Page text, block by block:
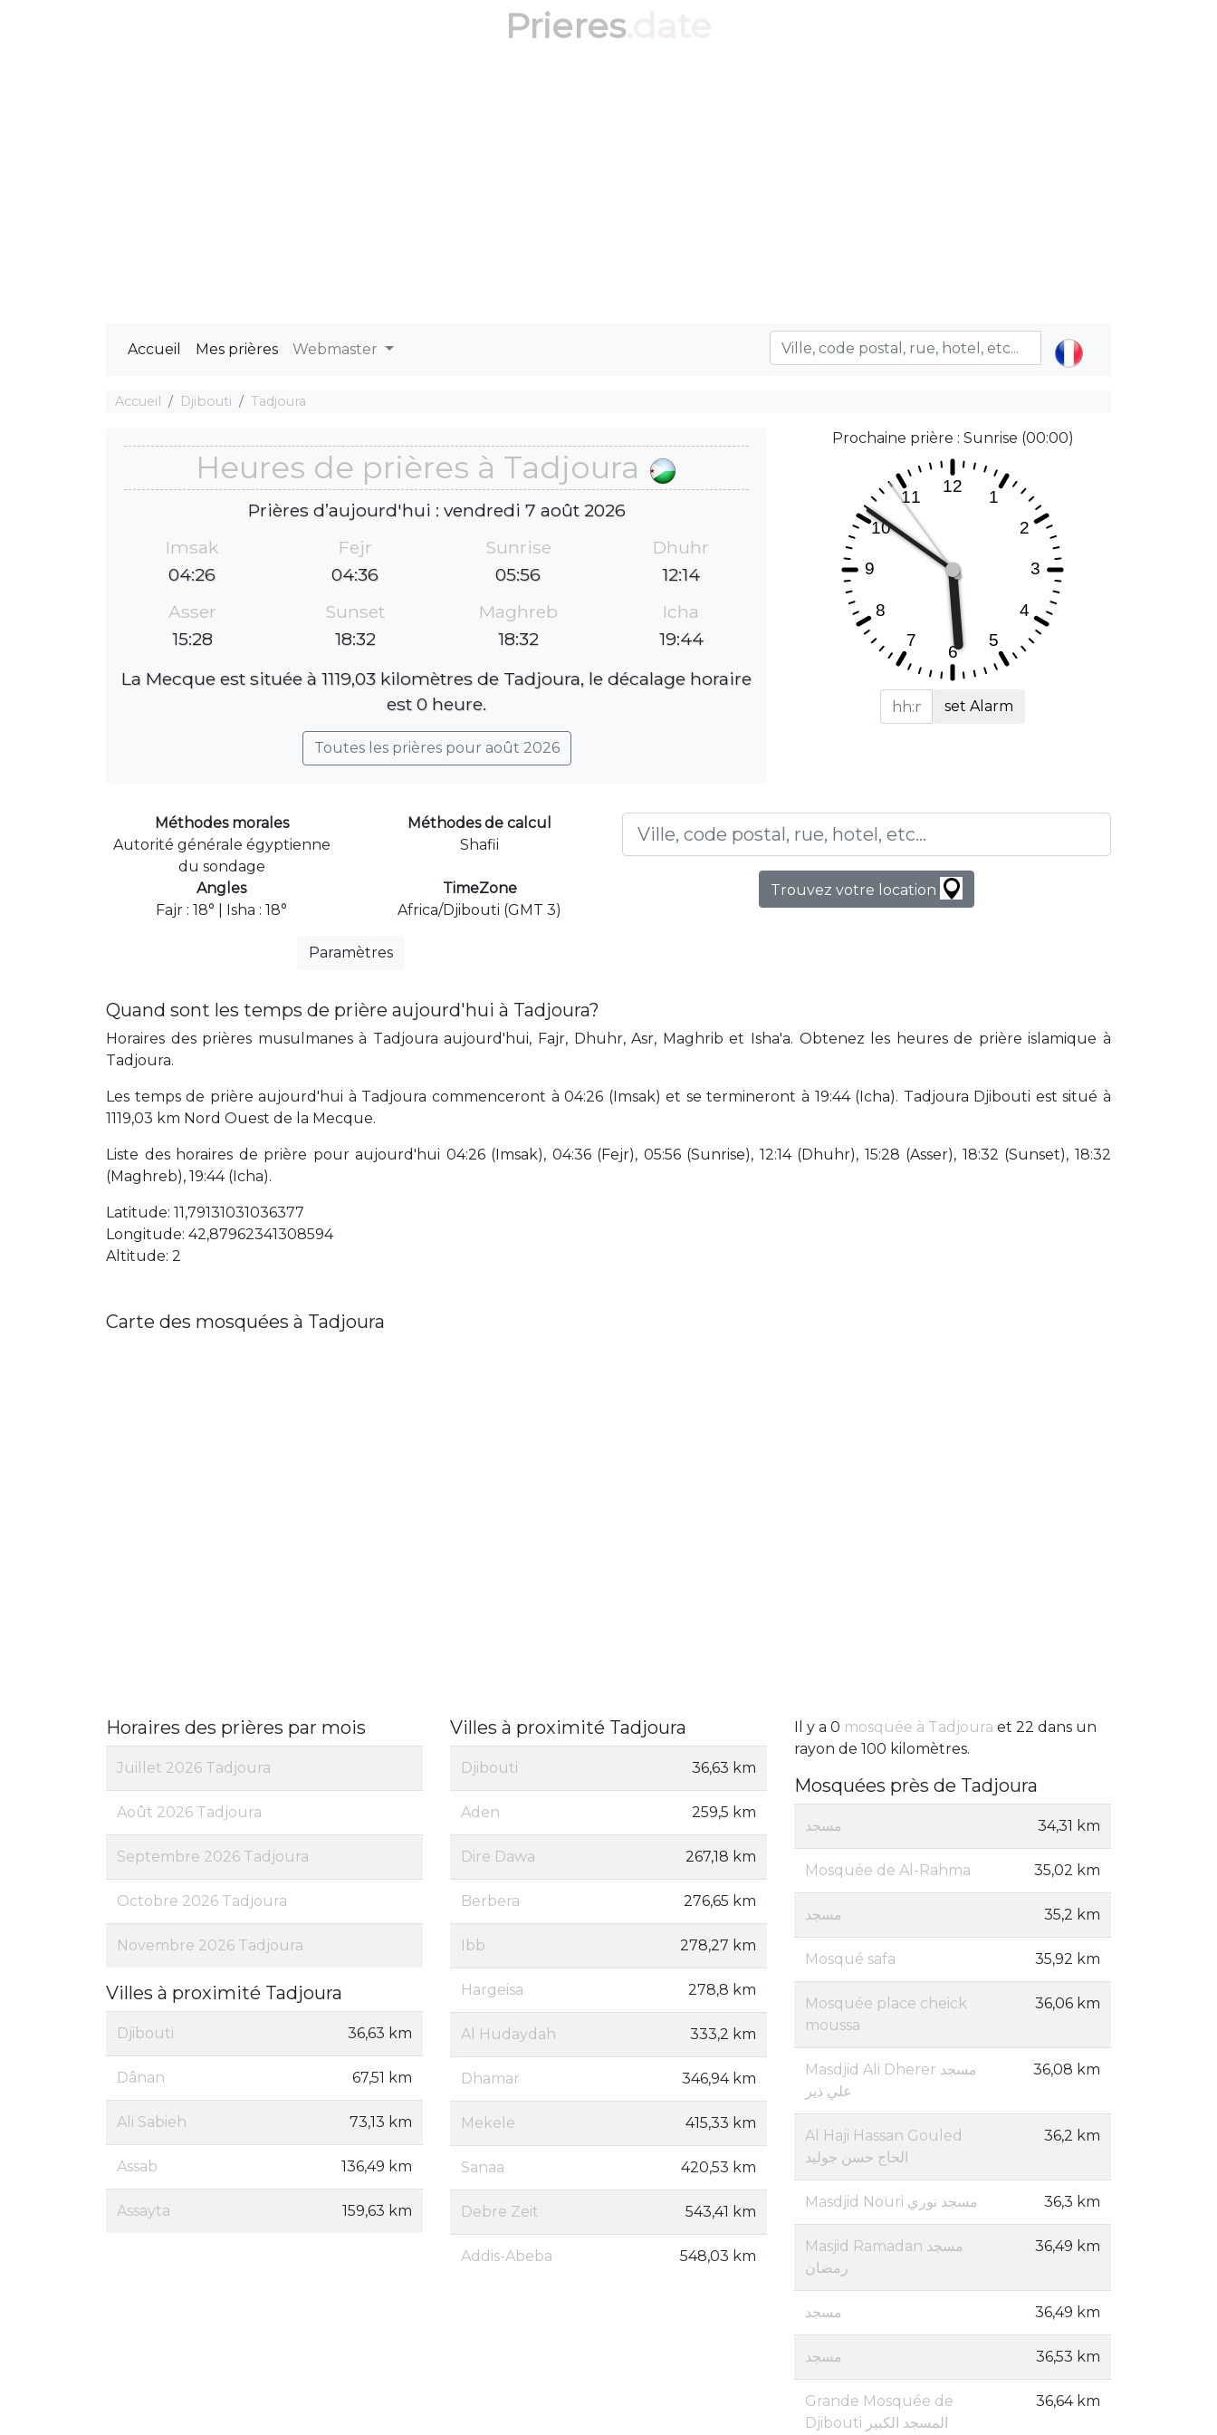
Prieres
Accueil Mes prières Webmaster
Accueil Djibouti Tadjoura
Heures de prières à Tadjoura
Prières d’aujourd'hui : vendredi 7 août 2026
Imsak
04:26
Fejr
04:36
Sunrise
05:56
Dhuhr
12:14
Asser
15:28
Sunset
18:32
Maghreb
18:32
Icha
19:44
La Mecque est située à 1119,03 kilomètres de Tadjoura, le décalage horaire
est 0 heure.
Toutes les prières pour août 2026
Prochaine prière : Sunrise (00:00)
set Alarm
Méthodes morales
Autorité générale égyptienne
du sondage
Méthodes de calcul
Shafii
Angles
Fajr : 18° | Isha : 18°
TimeZone
Africa/Djibouti (GMT 3)
Paramètres
Trouvez votre location
Quand sont les temps de prière aujourd'hui à Tadjoura?
Horaires des prières musulmanes à Tadjoura aujourd'hui, Fajr, Dhuhr, Asr, Maghrib et Isha'a. Obtenez les heures de prière islamique à
Tadjoura.
Les temps de prière aujourd'hui à Tadjoura commenceront à 04:26 (Imsak) et se termineront à 19:44 (Icha). Tadjoura Djibouti est situé à
1119,03 km Nord Ouest de la Mecque.
Liste des horaires de prière pour aujourd'hui 04:26 (Imsak), 04:36 (Fejr), 05:56 (Sunrise), 12:14 (Dhuhr), 15:28 (Asser), 18:32 (Sunset), 18:32
(Maghreb), 19:44 (Icha).
Latitude: 11,79131031036377
Longitude: 42,87962341308594
Altitude: 2
Carte des mosquées à Tadjoura
Horaires des prières par mois
Juillet 2026 Tadjoura
Août 2026 Tadjoura
Septembre 2026 Tadjoura
Octobre 2026 Tadjoura
Novembre 2026 Tadjoura
Villes à proximité Tadjoura
Djibouti 36,63 km
Dânan 67,51 km
Ali Sabieh 73,13 km
Assab 136,49 km
Assayta 159,63 km
Villes à proximité Tadjoura
Djibouti 36,63 km
Aden 259,5 km
Dire Dawa 267,18 km
Berbera 276,65 km
Ibb 278,27 km
Hargeisa 278,8 km
Al Hudaydah 333,2 km
Dhamar 346,94 km
Mekele 415,33 km
Sanaa 420,53 km
Debre Zeit 543,41 km
Addis-Abeba 548,03 km
Il y a 0 mosquée à Tadjoura et 22 dans un
rayon de 100 kilomètres.
Mosquées près de Tadjoura
مسجد 34,31 km
Mosquée de Al-Rahma 35,02 km
مسجد 35,2 km
Mosqué safa 35,92 km
Mosquée place cheick
moussa
36,06 km
Masdjid Ali Dherer مسجد
علي ذير
36,08 km
Al Haji Hassan Gouled
الحاج حسن جوليد
36,2 km
Masdjid Nouri مسجد نوري 36,3 km
Masjid Ramadan مسجد
رمضان
36,49 km
مسجد 36,49 km
مسجد 36,53 km
Grande Mosquée de
Djibouti المسجد الكبير
36,64 km